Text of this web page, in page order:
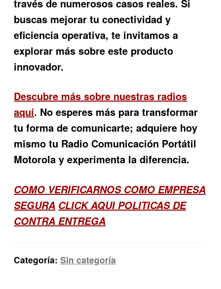
través de numerosos casos reales. Si
buscas mejorar tu conectividad y
eficiencia operativa, te invitamos a
explorar más sobre este producto
innovador.
Descubre más sobre nuestras radios
aquí. No esperes más para transformar
tu forma de comunicarte; adquiere hoy
mismo tu Radio Comunicación Portátil
Motorola y experimenta la diferencia.
COMO VERIFICARNOS COMO EMPRESA
SEGURA CLICK AQUI POLITICAS DE
CONTRA ENTREGA
Categoría:Sin categoría